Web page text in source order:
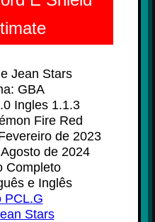
Jean Stars
GBA
Ingles 1.1.3
Fire Red
de 2023
de 2024
Completo
e Inglês
PCL.G
Stars